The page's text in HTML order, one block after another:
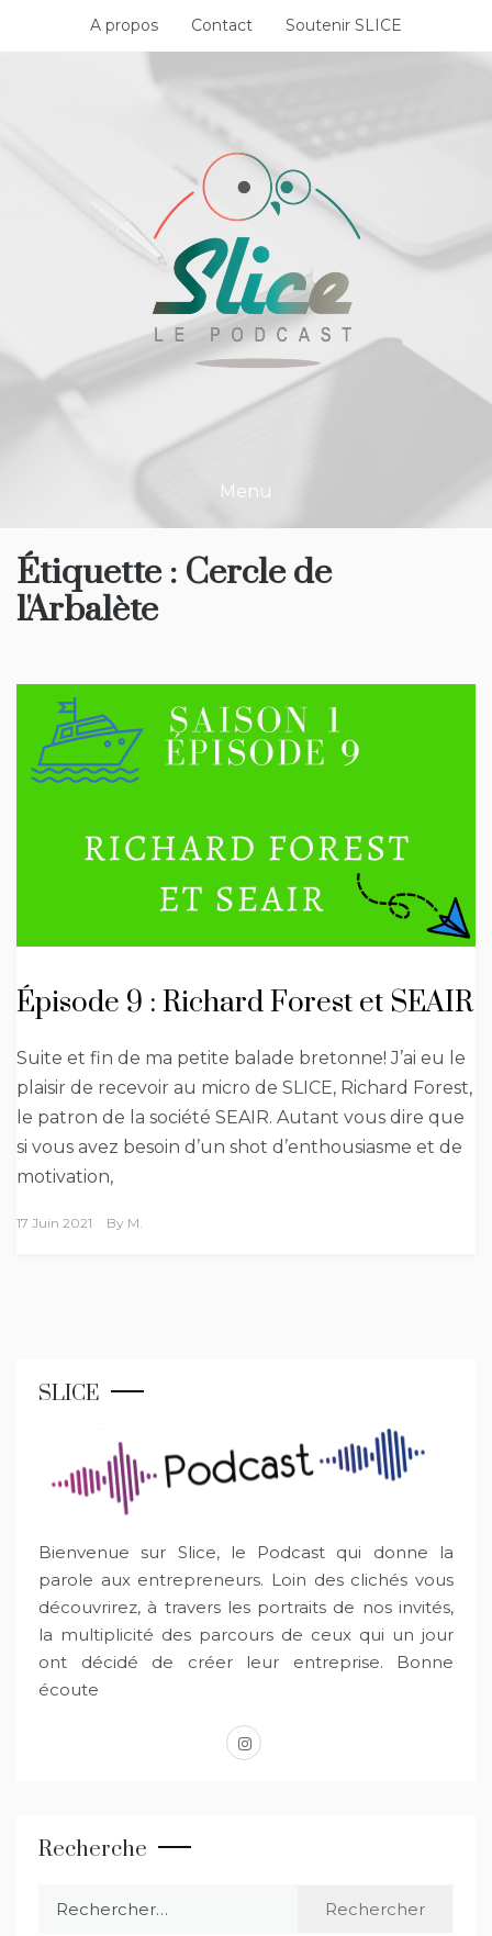
A propos Contact Soutenir SLICE
Menu
Étiquette : Cercle de
l'Arbalète
Épisode 9 : Richard Forest et SEAIR
Suite et fin de ma petite balade bretonne! J’ai eu le
plaisir de recevoir au micro de SLICE, Richard Forest,
le patron de la société SEAIR. Autant vous dire que
si vous avez besoin d’un shot d’enthousiasme et de
motivation,
17 Juin 2021 By M.
SLICE
Bienvenue sur Slice, le Podcast qui donne la
parole aux entrepreneurs. Loin des clichés vous
découvrirez, à travers les portraits de nos invités,
la multiplicité des parcours de ceux qui un jour
ont décidé de créer leur entreprise. Bonne
écoute
instagram
Recherche